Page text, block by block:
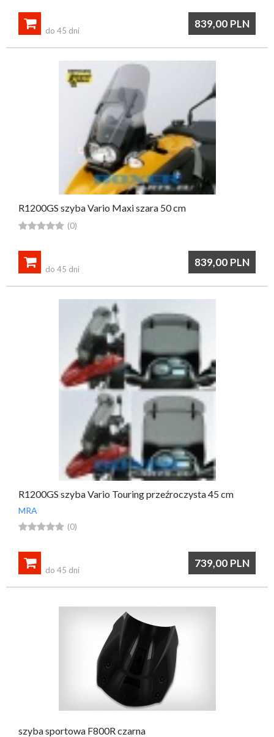
839,00 PLN

do 45 dni
R1200GS szyba Vario Maxi szara 50 cm
 (0)
839,00 PLN

do 45 dni
R1200GS szyba Vario Touring przeźroczysta 45 cm
MRA
 (0)
739,00 PLN

do 45 dni
szyba sportowa F800R czarna